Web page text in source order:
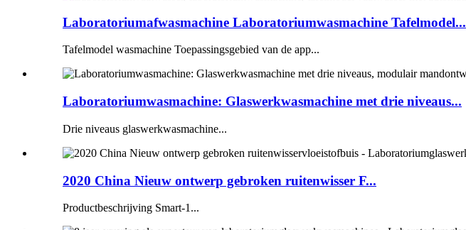
Laboratoriumafwasmachine Laboratoriumwasmachine Tafelmodel...
Tafelmodel wasmachine Toepassingsgebied van de app...
Laboratoriumwasmachine: Glaswerkwasmachine met drie niveaus...
Drie niveaus glaswerkwasmachine...
2020 China Nieuw ontwerp gebroken ruitenwisser F...
Productbeschrijving Smart-1...